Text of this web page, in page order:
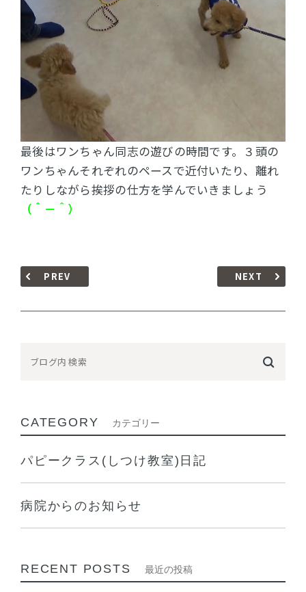
最後はワンちゃん同志の遊びの時間です。３頭の
ワンちゃんそれぞれのペースで近付いたり、離れ
たりしながら挨拶の仕方を学んでいきましょう
（＾－＾）
PREV NEXT
CATEGORY カテゴリー
パピークラス(しつけ教室)日記
病院からのお知らせ
RECENT POSTS 最近の投稿